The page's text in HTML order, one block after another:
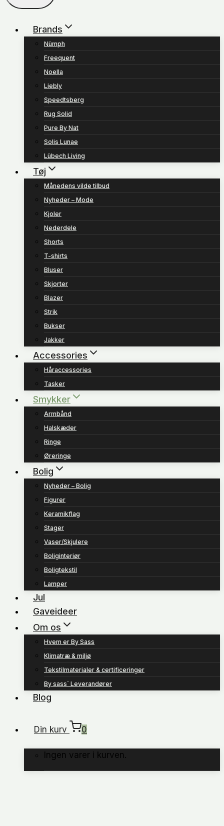
Brands
Nümph
Freequent
Noella
Liebly
Speedtsberg
Rug Solid
Pure By Nat
Solis Lunae
Lübech Living
Tøj
Månedens vilde tilbud
Nyheder – Mode
Kjoler
Nederdele
Shorts
T-shirts
Bluser
Skjorter
Blazer
Strik
Bukser
Jakker
Accessories
Håraccessories
Tasker
Smykker
Armbånd
Halskæder
Ringe
Øreringe
Bolig
Nyheder – Bolig
Figurer
Keramikflag
Stager
Vaser/Skjulere
Boliginteriør
Boligtekstil
Lamper
Jul
Gaveideer
Om os
Hvem er By Sass
Klimatræ & miljø
Tekstilmaterialer & certificeringer
By sass´ Leverandører
Blog
Din kurv 0
Ingen varer i kurven.